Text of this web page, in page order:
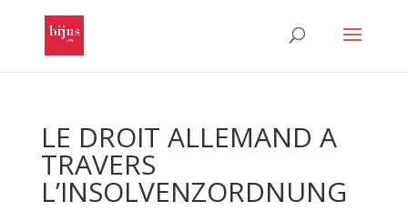
LE DROIT ALLEMAND A
TRAVERS
L’INSOLVENZORDNUNG